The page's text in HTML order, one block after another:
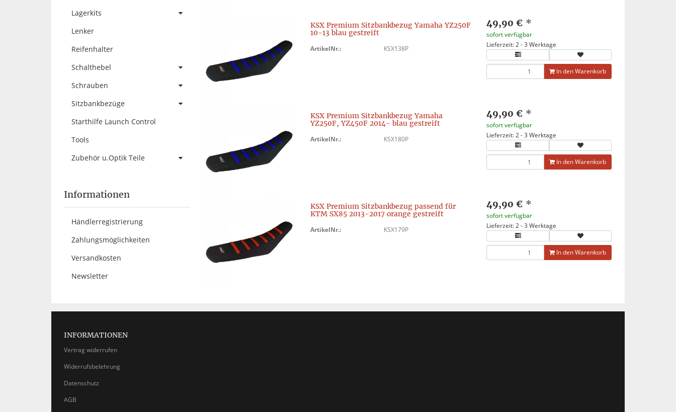
KSX Premium Sitzbankbezug Yamaha YZ250F
10-13 blau gestreift
ArtikelNr.: KSX138P
49,90 € *
sofort verfügbar
Lieferzeit: 2 - 3 Werktage
In den Warenkorb
KSX Premium Sitzbankbezug Yamaha
YZ250F, YZ450F 2014- blau gestreift
ArtikelNr.: KSX180P
49,90 € *
sofort verfügbar
Lieferzeit: 2 - 3 Werktage
In den Warenkorb
KSX Premium Sitzbankbezug passend für
KTM SX85 2013-2017 orange gestreift
ArtikelNr.: KSX179P
49,90 € *
sofort verfügbar
Lieferzeit: 2 - 3 Werktage
In den Warenkorb
Lagerkits
Lenker
Reifenhalter
Schalthebel
Schrauben
Sitzbankbezüge
Starthilfe Launch Control
Tools
Zubehör u.Optik Teile
Informationen
Händlerregistrierung
Zahlungsmöglichkeiten
Versandkosten
Newsletter
INFORMATIONEN
Vertrag widerrufen
Widerrufsbelehrung
Datenschutz
AGB